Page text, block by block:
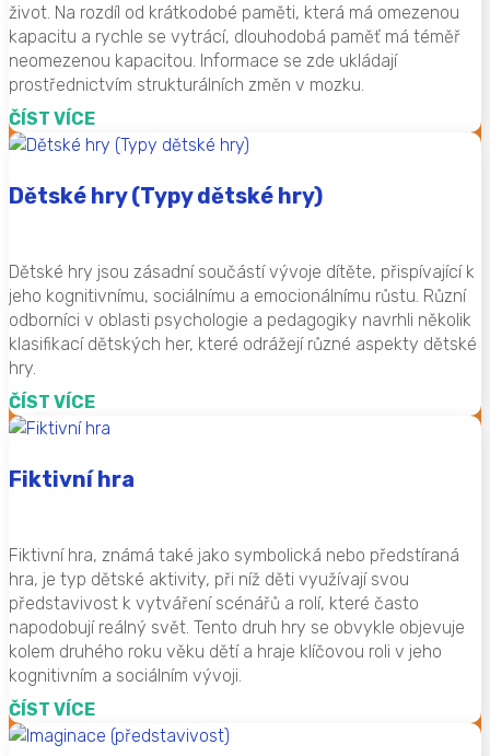
život. Na rozdíl od krátkodobé paměti, která má omezenou
kapacitu a rychle se vytrácí, dlouhodobá paměť má téměř
neomezenou kapacitou. Informace se zde ukládají
prostřednictvím strukturálních změn v mozku.
ČÍST VÍCE
Dětské hry (Typy dětské hry)
Dětské hry jsou zásadní součástí vývoje dítěte, přispívající k
jeho kognitivnímu, sociálnímu a emocionálnímu růstu. Různí
odborníci v oblasti psychologie a pedagogiky navrhli několik
klasifikací dětských her, které odrážejí různé aspekty dětské
hry.
ČÍST VÍCE
Fiktivní hra
Fiktivní hra, známá také jako symbolická nebo předstíraná
hra, je typ dětské aktivity, při níž děti využívají svou
představivost k vytváření scénářů a rolí, které často
napodobují reálný svět. Tento druh hry se obvykle objevuje
kolem druhého roku věku dětí a hraje klíčovou roli v jeho
kognitivním a sociálním vývoji.
ČÍST VÍCE